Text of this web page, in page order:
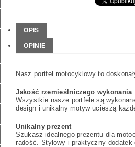
OPIS
OPINIE
Nasz portfel motocyklowy to
Jakość rzemieślniczego wykonania
Wszystkie nasze portfele są
design i unikalny motyw ucieszą
Unikalny prezent
Szukasz idealnego prezentu dla
radość. Stylowy i praktyczny